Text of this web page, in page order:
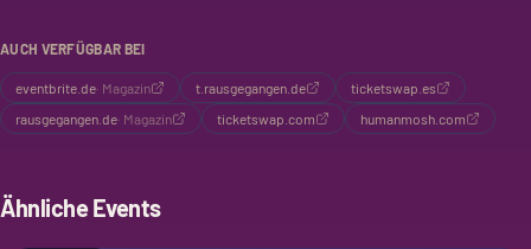
AUCH VERFÜGBAR BEI
eventbrite.de· Magazin t.rausgegangen.de
ticketswap.es
rausgegangen.de· Magazin ticketswap.com humanmosh.com
Ähnliche Events